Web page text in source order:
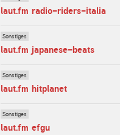
laut.fm radio-riders-italia
Sonstiges
laut.fm japanese-beats
Sonstiges
laut.fm hitplanet
Sonstiges
laut.fm efgu